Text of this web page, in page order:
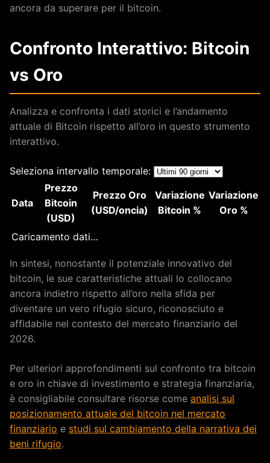
ancora da superare per il bitcoin.
Confronto Interattivo: Bitcoin
vs Oro
Analizza e confronta i dati storici e l’andamento
attuale di Bitcoin rispetto all’oro in questo strumento
interattivo.
Seleziona intervallo temporale:
Tabella comparativa dei valori di Bitcoin e Oro con
Data
Prezzo
Bitcoin
(USD)
Prezzo Oro
(USD/oncia)
Variazione
Bitcoin %
Variazione
Oro %
Caricamento dati…
In sintesi, nonostante il potenziale innovativo del
bitcoin, le sue caratteristiche attuali lo collocano
ancora indietro rispetto all’oro nella sfida per
diventare un vero rifugio sicuro, riconosciuto e
affidabile nel contesto del mercato finanziario del
2026.
Per ulteriori approfondimenti sul confronto tra bitcoin
e oro in chiave di investimento e strategia finanziaria,
è consigliabile consultare risorse come analisi sul
posizionamento attuale del bitcoin nel mercato
finanziario e studi sul cambiamento della narrativa dei
beni rifugio.